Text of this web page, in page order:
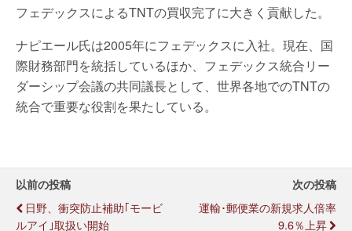
フェデックスによるTNTの買収完了に大きく貢献した。
ナピエール氏は2005年にフェデックスに入社。現在、国
際財務部門を統括しているほか、フェデックス統合リー
ダーシップ会議の共同議長として、世界各地でのTNTの
統合で重要な役割を果たしている。
以前の投稿
日野、衝突防止補助｢モービ
ルアイ｣取扱い開始
次の投稿
運輸･郵便業の新規求人倍率
9.6％上昇